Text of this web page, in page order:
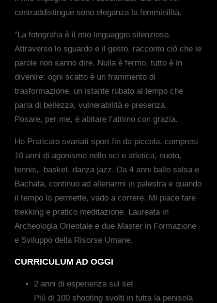
contraddistingue sono eleganza la femminilità.
“La fotografia è il mio linguaggio silenzioso.
Attraverso lo sguardo e il gesto, racconto ciò che le
parole non sanno dire. Nulla è fermo, tutto è in
divenire: ogni scatto è un frammento di
trasformazione, un istante rubato al tempo che
parla di bellezza, vulnerabilità e presenza.
Posare, per me, è abitare l’attimo con grazia.
Ho Praticato svariati sport fin da piccola, compresi
10 anni di agonismo nello sci e atletica, nuoto,
tennis,, basket, danza jazz. Da 4 anni ballo salsa e
Bachata, continuo ad allenarmi in palestra e quando
il tempo lo permette, vado a correre. Mi piace fare
trekking e pratico meditazione. Laureata in
Archeologia Orientale e due Master in Formazione
e Sviluppo della Risorse Umane.
CURRICULUM AD OGGI
2 anni di esperienza sul set
Più di 100 shooting svolti in tutta la penisola